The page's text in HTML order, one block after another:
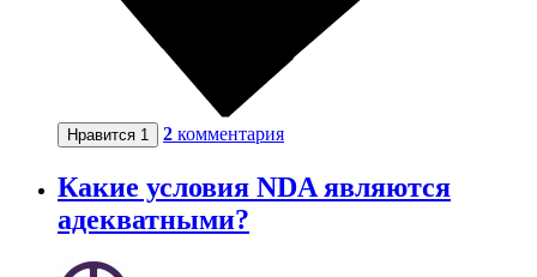
Нравится 1 2 комментария
Какие условия NDA являются
адекватными?